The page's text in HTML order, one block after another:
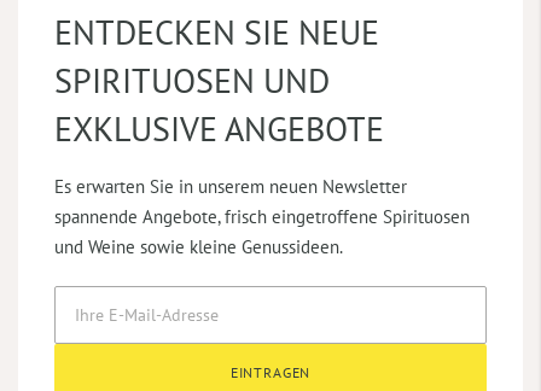
ENTDECKEN SIE NEUE
SPIRITUOSEN UND
EXKLUSIVE ANGEBOTE
Es erwarten Sie in unserem neuen Newsletter
spannende Angebote, frisch eingetroffene Spirituosen
und Weine sowie kleine Genussideen.
EINTRAGEN